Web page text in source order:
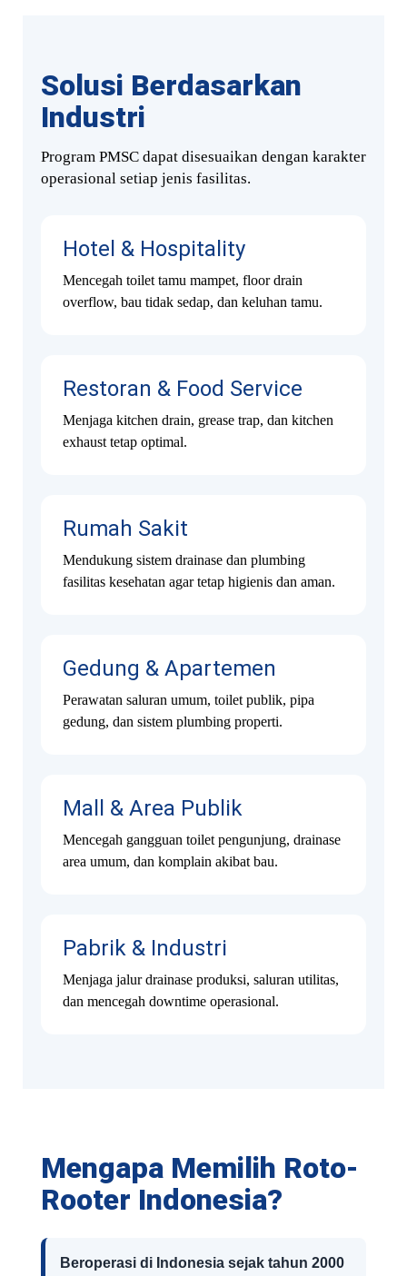
Solusi Berdasarkan
Industri
Program PMSC dapat disesuaikan dengan karakter
operasional setiap jenis fasilitas.
Hotel & Hospitality
Mencegah toilet tamu mampet, floor drain
overflow, bau tidak sedap, dan keluhan tamu.
Restoran & Food Service
Menjaga kitchen drain, grease trap, dan kitchen
exhaust tetap optimal.
Rumah Sakit
Mendukung sistem drainase dan plumbing
fasilitas kesehatan agar tetap higienis dan aman.
Gedung & Apartemen
Perawatan saluran umum, toilet publik, pipa
gedung, dan sistem plumbing properti.
Mall & Area Publik
Mencegah gangguan toilet pengunjung, drainase
area umum, dan komplain akibat bau.
Pabrik & Industri
Menjaga jalur drainase produksi, saluran utilitas,
dan mencegah downtime operasional.
Mengapa Memilih Roto-
Rooter Indonesia?
Beroperasi di Indonesia sejak tahun 2000